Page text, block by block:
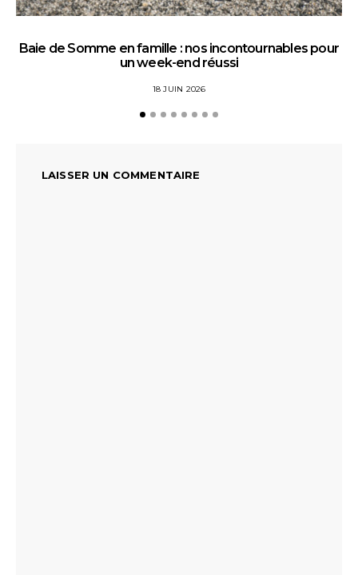
Baie de Somme en famille : nos incontournables pour
un week-end réussi
18 JUIN 2026
LAISSER UN COMMENTAIRE